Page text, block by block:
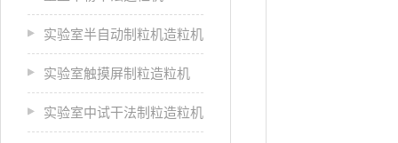
实验室半自动制粒机造粒机
实验室触摸屏制粒造粒机
实验室中试干法制粒造粒机